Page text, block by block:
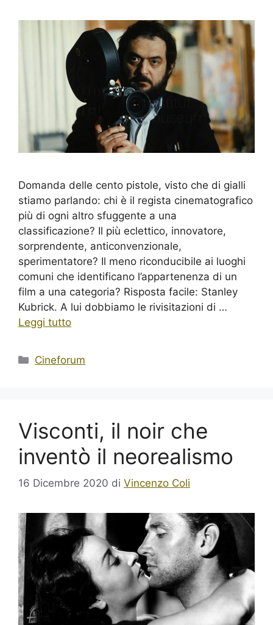
Domanda delle cento pistole, visto che di gialli
stiamo parlando: chi è il regista cinematografico
più di ogni altro sfuggente a una
classificazione? Il più eclettico, innovatore,
sorprendente, anticonvenzionale,
sperimentatore? Il meno riconducibile ai luoghi
comuni che identificano l’appartenenza di un
film a una categoria? Risposta facile: Stanley
Kubrick. A lui dobbiamo le rivisitazioni di …
Leggi tutto
Categorie
Cineforum
Visconti, il noir che
inventò il neorealismo
16 Dicembre 2020 di Vincenzo Coli